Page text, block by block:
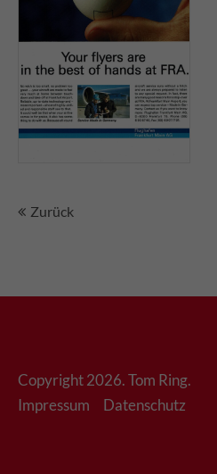
& MATHER FOCUS,
Frankfurt, Art Direction:
Tom Ring, Text: Dr. Brigitte
Putz-Nowak, Foto
Keyvisual: Clive Davis, Foto
Vorfeld: Chris Kister.
Zurück
Copyright 2026. Tom Ring.
Impressum
Datenschutz